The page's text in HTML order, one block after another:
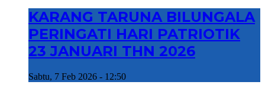
KARANG TARUNA BILUNGALA
PERINGATI HARI PATRIOTIK
23 JANUARI THN 2026
Sabtu, 7 Feb 2026 - 12:50